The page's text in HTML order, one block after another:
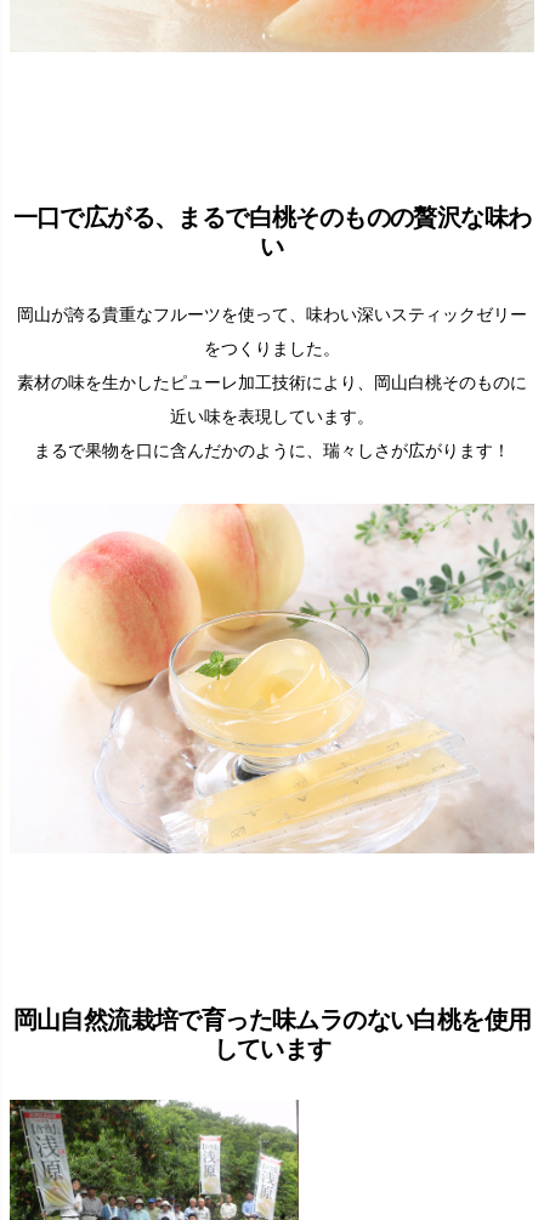
一口で広がる、まるで白桃そのものの贅沢な味わ
い
岡山が誇る貴重なフルーツを使って、味わい深いスティックゼリー
をつくりました。
素材の味を生かしたピューレ加工技術により、岡山白桃そのものに
近い味を表現しています。
まるで果物を口に含んだかのように、瑞々しさが広がります！
岡山自然流栽培で育った味ムラのない白桃を使用
しています